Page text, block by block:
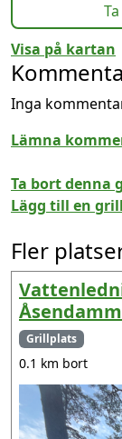
Visa på kartan
Inga
Lämna
Ta bort denna
Lägg till en
Fler
Grillplats
0.1 km bort